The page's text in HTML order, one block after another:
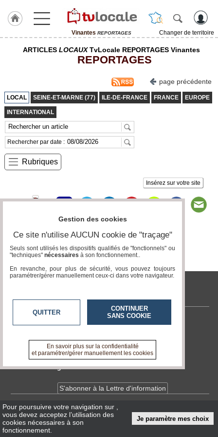
Vinantes REPORTAGES
Changer de territoire
J'adhère
TvLocale
France
Accueil
RUBRIQUES
Gazette
Médias
du
groupe
Blogs
Prémium
ARTICLES LOCAUXTvLocale REPORTAGES Vinantes
REPORTAGES
page précédente
LOCAL SEINE-ET-MARNE (77) ILE-DE-FRANCE FRANCE EUROPE
INTERNATIONAL
Rechercher par date :
Rubriques
Insérez sur votre site
Page 0 / 0
tvlocale.fr
Contactez-nous
A propos de tvlocale.fr
Devenir délégué
S'abonner à la Lettre d'information
InfosCNIL/RGPD
Conditions Générales d'Utilisation
Pour poursuivre votre navigation sur
vous devez acceptez l’utilisation des
cookies nécessaires à son
fonctionnement.
Je paramètre mes choix
Gestion des cookies
Ce site n'utilise AUCUN cookie de "traçage"
Seuls sont utilisés les dispositifs qualifiés de "fonctionnels" ou
"techniques" nécessaires à son fonctionnement..
En revanche, pour plus de sécurité, vous pouvez toujours
paramétrer/gérer manuellement ceux-ci dans votre navigateur.
QUITTER
CONTINUER
SANS COOKIE
En savoir plus sur la confidentialité
et paramétrer/gérer manuellement les cookies